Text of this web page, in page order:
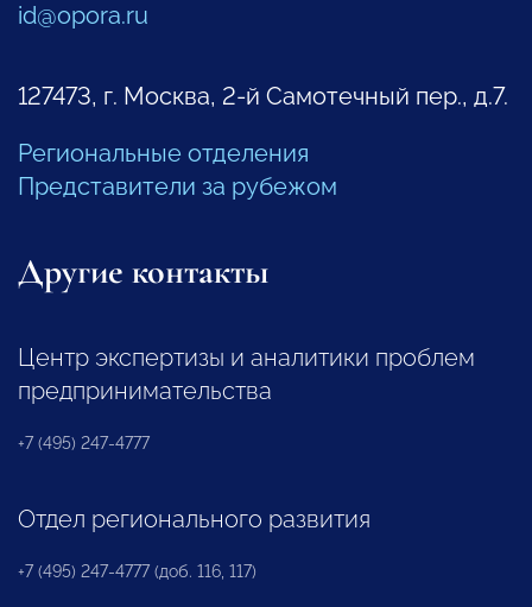
id@opora.ru
127473, г. Москва, 2-й Самотечный пер., д.7.
Региональные отделения
Представители за рубежом
Другие контакты
Центр экспертизы и аналитики проблем
предпринимательства
+7 (495) 247-4777
Отдел регионального развития
+7 (495) 247-4777 (доб. 116, 117)